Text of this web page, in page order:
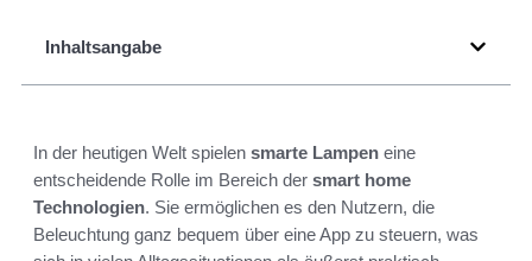
Inhaltsangabe
In der heutigen Welt spielen smarte Lampen eine
entscheidende Rolle im Bereich der smart home
Technologien. Sie ermöglichen es den Nutzern, die
Beleuchtung ganz bequem über eine App zu steuern, was